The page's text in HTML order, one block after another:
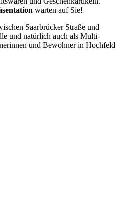
warten auf Sie!
Saarbrücker Straße und
und natürlich auch als Multi-
und Bewohner in Hochfeld